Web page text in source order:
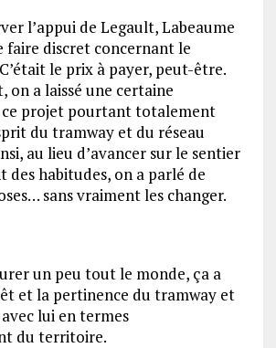
l’appui de Legault, Labeaume
faire discret concernant le
le prix à payer, peut-être.
on a laissé une certaine
ce projet pourtant totalement
du tramway et du réseau
au lieu d’avancer sur le sentier
des habitudes, on a parlé de
sans vraiment les changer.
un peu tout le monde, ça a
et la pertinence du tramway et
lui en termes
du territoire.